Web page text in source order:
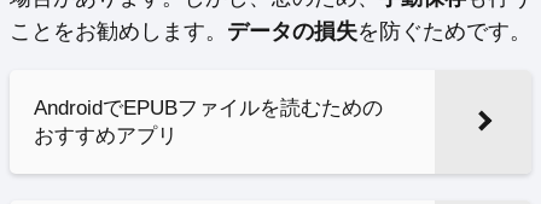
ことをお勧めします。 データの損失を防ぐためです。
AndroidでEPUBファイルを読むための
おすすめアプリ